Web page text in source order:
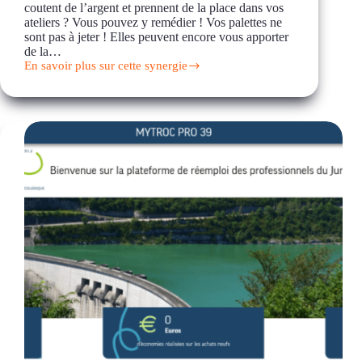
coutent de l’argent et prennent de la place dans vos
ateliers ? Vous pouvez y remédier ! Vos palettes ne
sont pas à jeter ! Elles peuvent encore vous apporter
de la…
En savoir plus sur cette synergie
Valorisation
palettes
bois